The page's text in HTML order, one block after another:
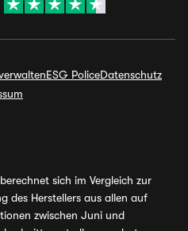
ESG PoliceDatenschutz
sich im Vergleich zur
des Herstellers aus allen auf
zwischen Juni und